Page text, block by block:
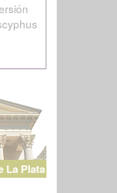
La Plata